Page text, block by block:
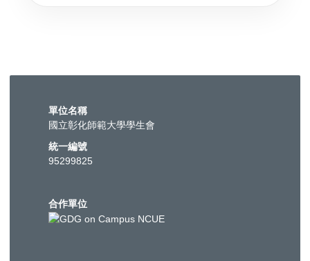
單位名稱
國立彰化師範大學學生會
統一編號
95299825
合作單位